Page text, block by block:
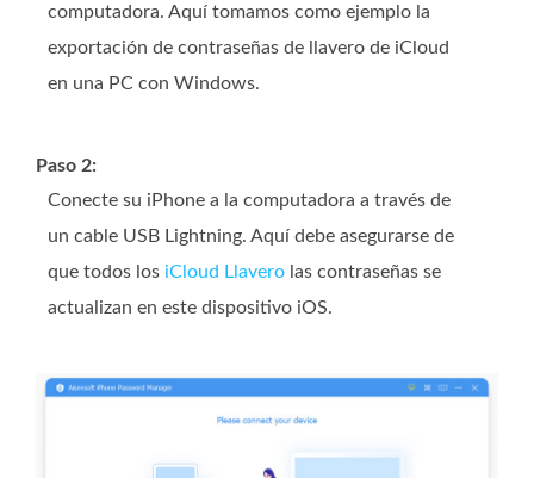
computadora. Aquí tomamos como ejemplo la
exportación de contraseñas de llavero de iCloud
en una PC con Windows.
Paso 2:
Conecte su iPhone a la computadora a través de
un cable USB Lightning. Aquí debe asegurarse de
que todos los iCloud Llavero las contraseñas se
actualizan en este dispositivo iOS.